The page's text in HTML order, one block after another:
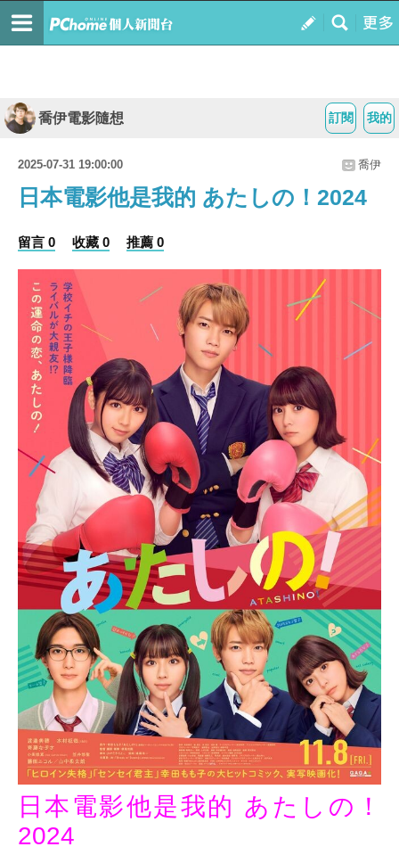
我的
訂閱
喬伊電影隨想
2025-07-31 19:00:00 喬伊
日本電影他是我的 あたしの！2024
留言 0 收藏 0 推薦 0
日本電影他是我的 あたしの！
2024